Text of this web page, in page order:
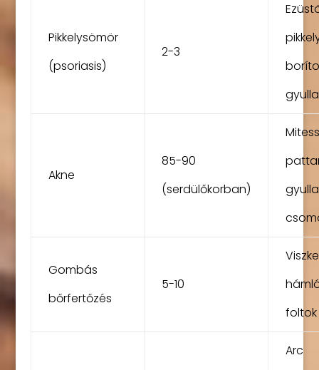
Pikkelysömör
(psoriasis)
2-3
Akne
85-90
(serdülőkorban)
Gombás
bőrfertőzés
5-10
foltok
Arc